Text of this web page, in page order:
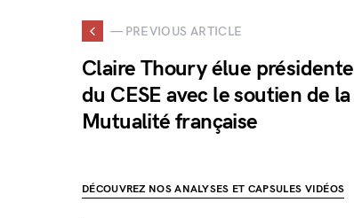
— PREVIOUS ARTICLE
Claire Thoury élue présidente
du CESE avec le soutien de la
Mutualité française
DÉCOUVREZ NOS ANALYSES ET CAPSULES VIDÉOS